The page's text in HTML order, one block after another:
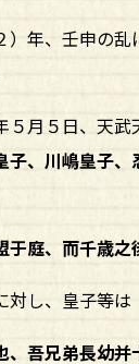
年、壬申の乱
月５日、天武
子、川嶋皇子、
于庭、而千歳之
対し、皇子等は
、吾兄弟長幼